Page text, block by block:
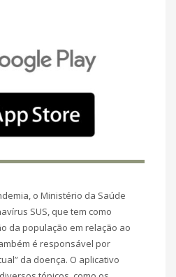
o Ministério da Saúde
SUS, que tem como
da população em relação ao
é responsável por
da doença. O aplicativo